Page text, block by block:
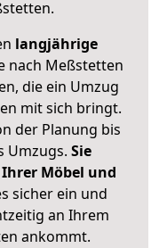
.
langjährige
nach Meßstetten
die ein Umzug
mit sich bringt.
der Planung bis
Umzugs. Sie
Möbel und
sicher ein und
an Ihrem
ankommt.